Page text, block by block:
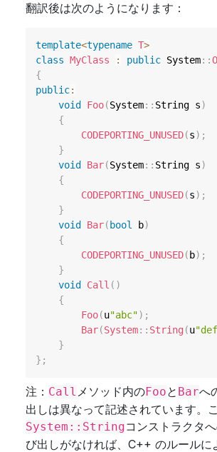
翻訳後は次のようになります：
template<typename T>
class MyClass : public System::
{
public:
void
Foo(System:: String s)
{
CODEPORTING_UNUSED(s) ;
}
void
Bar(System:: String s)
{
CODEPORTING_UNUSED(s) ;
}
void
Bar( bool b)
{
CODEPORTING_UNUSED( b) ;
}
void
Call ( )
{
Foo(u"abc") ;
Bar(System:: String (u
}
} ;
注： Call メソッド内のFooと Barへ
出しは異なって記述されています。こ
System::Stringコンストラクタ
び出しがなければ、C++ のルールに